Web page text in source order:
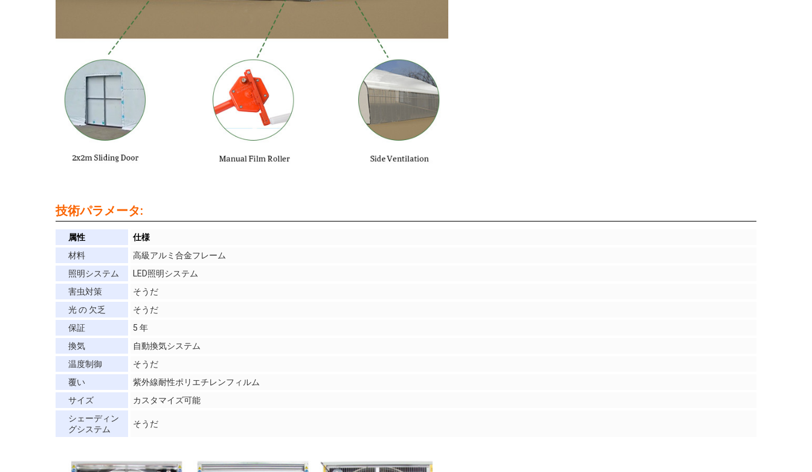
技術パラメータ:
属性
仕様
材料
高級アルミ合金フレーム
照明システム
LED照明システム
害虫対策
そうだ
光 の 欠乏
そうだ
保証
5 年
換気
自動換気システム
温度制御
そうだ
覆い
紫外線耐性ポリエチレンフィルム
サイズ
カスタマイズ可能
シェーディン
グシステム
そうだ